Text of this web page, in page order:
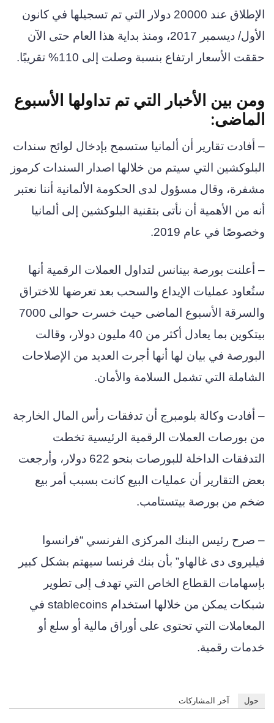
الإطلاق عند 20000 دولار التي تم تسجيلها في كانون
الأول/ ديسمبر 2017، ومنذ بداية هذا العام حتى الآن
حققت الأسعار ارتفاع بنسبة وصلت إلى 110% تقريبًا.
ومن بين الأخبار التي تم تداولها الأسبوع
الماضى:
– أفادت تقارير أن ألمانيا ستسمح بإدخال لوائح سندات
البلوكشين التي سيتم من خلالها اصدار السندات كرموز
مشفرة، وقال مسؤول لدى الحكومة الألمانية أننا نعتبر
أنه من الأهمية أن نأتى بتقنية البلوكشين إلى ألمانيا
وخصوصًا في عام 2019.
– أعلنت بورصة بينانس لتداول العملات الرقمية أنها
ستُعاود عمليات الإيداع والسحب بعد تعرضها للاختراق
والسرقة الأسبوع الماضى حيث خسرت حوالى 7000
بيتكوين بما يعادل أكثر من 40 مليون دولار، وقالت
البورصة في بيان لها أنها أجرت العديد من الإصلاحات
الشاملة التي تشمل السلامة والأمان.
– أفادت وكالة بلومبرج أن تدفقات رأس المال الخارجة
من بورصات العملات الرقمية الرئيسية تخطت
التدفقات الداخلة للبورصات بنحو 622 دولار، وأرجعت
بعض التقارير أن عمليات البيع كانت بسبب أمر بيع
ضخم من بورصة بيتستامب.
– صرح رئيس البنك المركزى الفرنسي “فرانسوا
فيليروى دى غالهاو” بأن بنك فرنسا سيهتم بشكل كبير
بإسهامات القطاع الخاص التي تهدف إلى تطوير
شبكات يمكن من خلالها استخدام stablecoins في
المعاملات التي تحتوى على أوراق مالية أو سلع أو
خدمات رقمية.
حول آخر المشاركات